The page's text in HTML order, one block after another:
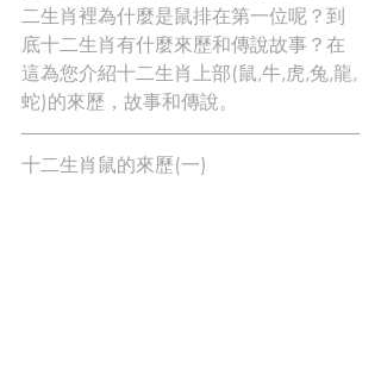
二生肖裡為什麼是鼠排在第一位呢？到
底十二生肖有什麼來歷和傳說故事？在
這為您介紹十二生肖上部(鼠,牛,虎,兔,龍,
蛇)的來歷，故事和傳說。
十二生肖鼠的來歷(一)